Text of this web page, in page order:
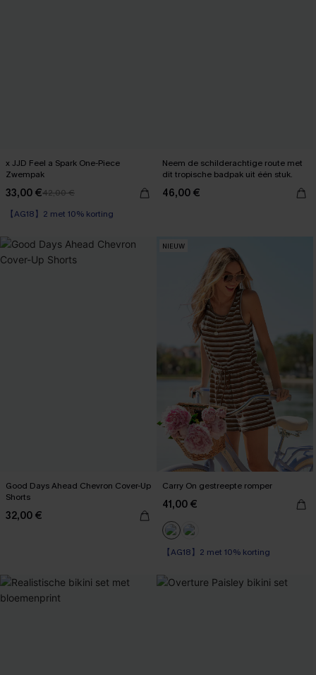
x JJD Feel a Spark One-Piece
Zwempak
33,00 €42,00 €
【AG18】2 met 10% korting
Neem de schilderachtige route met
dit tropische badpak uit één stuk.
46,00 €
Good Days Ahead Chevron Cover-Up
Shorts
32,00 €
NIEUW
Carry On gestreepte romper
41,00 €
【AG18】2 met 10% korting